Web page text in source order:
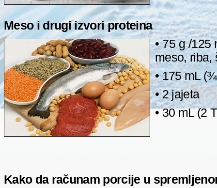
Meso i drugi izvori proteina
• 75 g /
meso, riba,
• 175 mL
• 2 jajeta
• 30 mL (2
Kako da računam porcije u